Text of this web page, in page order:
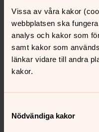
Vissa av våra kakor
webbplatsen ska
analys och kakor som
samt kakor som
länkar vidare till andra
kakor.
Nödvändiga kakor